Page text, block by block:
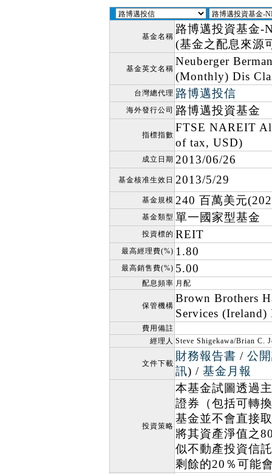
基金名稱
路博邁投資基金-
(基金之配息來源
基金英文名稱
Neuberger
(Monthly) Dis
台灣總代理 路博邁投信
海外發行公司 路博邁投資基金
指標指數
FTSE NAREIT
of tax, USD)
成立日期 2013/06/26
基金核准生效日 2013/5/29
基金規模 240 百萬美元
基金類型 單一國家型基金
投資標的 REIT
最高經理費(%) 1.80
最高銷售費(%) 5.00
配息頻率 月配
保管機構
Brown Brothers
Services
費用備註
經理人 Steve Shigekawa/Brian C.
文件下載
財務報告書 / 公
訊) / 基金月報
投資策略
本基金試圖透過
證券（包括可轉
基金並不會直接
將其資產淨值之
似不動產投資信
剩餘的20％可能